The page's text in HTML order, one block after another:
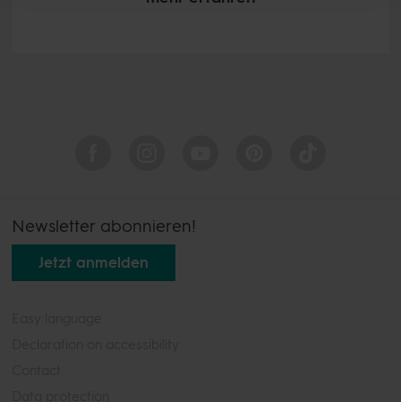
Newsletter abonnieren!
Jetzt anmelden